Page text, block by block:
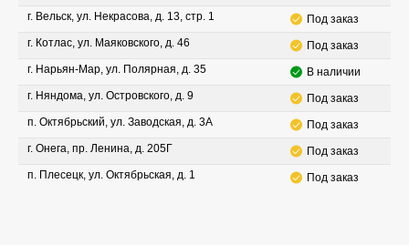
г. Вельск, ул. Некрасова, д. 13, стр. 1
Под заказ
г. Котлас, ул. Маяковского, д. 46
Под заказ
г. Нарьян-Мар, ул. Полярная, д. 35
В наличии
г. Няндома, ул. Островского, д. 9
Под заказ
п. Октябрьский, ул. Заводская, д. 3А
Под заказ
г. Онега, пр. Ленина, д. 205Г
Под заказ
п. Плесецк, ул. Октябрьская, д. 1
Под заказ